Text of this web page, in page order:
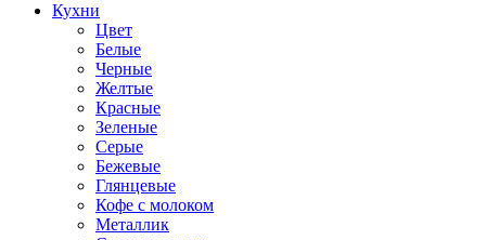
Кухни
Цвет
Белые
Черные
Желтые
Красные
Зеленые
Серые
Бежевые
Глянцевые
Кофе с молоком
Металлик